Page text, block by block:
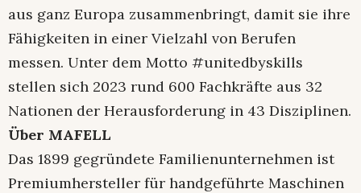
aus ganz Europa zusammenbringt, damit sie ihre
Fähigkeiten in einer Vielzahl von Berufen
messen. Unter dem Motto #unitedbyskills
stellen sich 2023 rund 600 Fachkräfte aus 32
Nationen der Herausforderung in 43 Disziplinen.
Über MAFELL
Das 1899 gegründete Familienunternehmen ist
Premiumhersteller für handgeführte Maschinen